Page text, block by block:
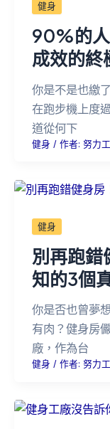
健身
90%的
成效的終
你是不是也繳
在跑步機上度
道從何下
健身 / 作者: 努力
健身
別再跑錯
知的3個
你是否也曾夢
有肉？健身房
廠，作為台
健身 / 作者: 努力